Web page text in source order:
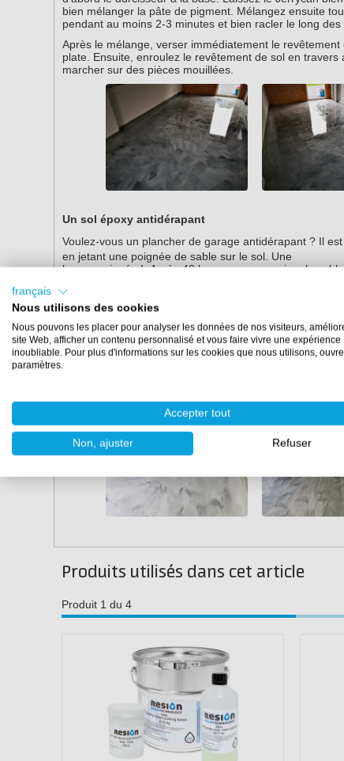
bien mélanger la pâte de pigment. Mélangez ensuite
pendant au moins 2-3 minutes et bien racler le long
Après le mélange, verser immédiatement le
plate. Ensuite, enroulez le revêtement de sol en
marcher sur des pièces mouillées.
Un sol époxy antidérapant
Voulez-vous un plancher de garage antidérapant ? Il
en jetant une poignée de sable sur le sol. Une
bonne poignée ! Après 48 heures, vous aspirez le
Laissez le sol durcir pendant au moins 72 heures
chimiques.
Étape 5. Finition facultative avec un
Votre sol est maintenant fini ! Le revêtement de sol
rapidement visibles. C'est pourquoi les revêtements
Produits utilisés dans cet article
Produit 1 du 4
français
Nous utilisons des cookies
Nous pouvons les placer pour analyser les données de nos visiteurs,
site Web, afficher un contenu personnalisé et vous faire vivre une expérience
inoubliable. Pour plus d'informations sur les cookies que nous utilisons,
paramètres.
Accepter tout
Non, ajuster Refuser